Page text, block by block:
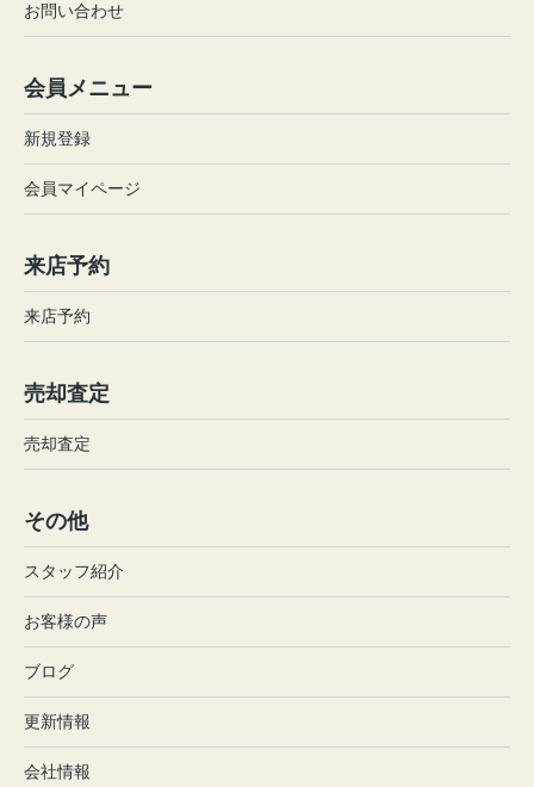
お問い合わせ
会員メニュー
新規登録
会員マイページ
来店予約
来店予約
売却査定
売却査定
その他
スタッフ紹介
お客様の声
ブログ
更新情報
会社情報